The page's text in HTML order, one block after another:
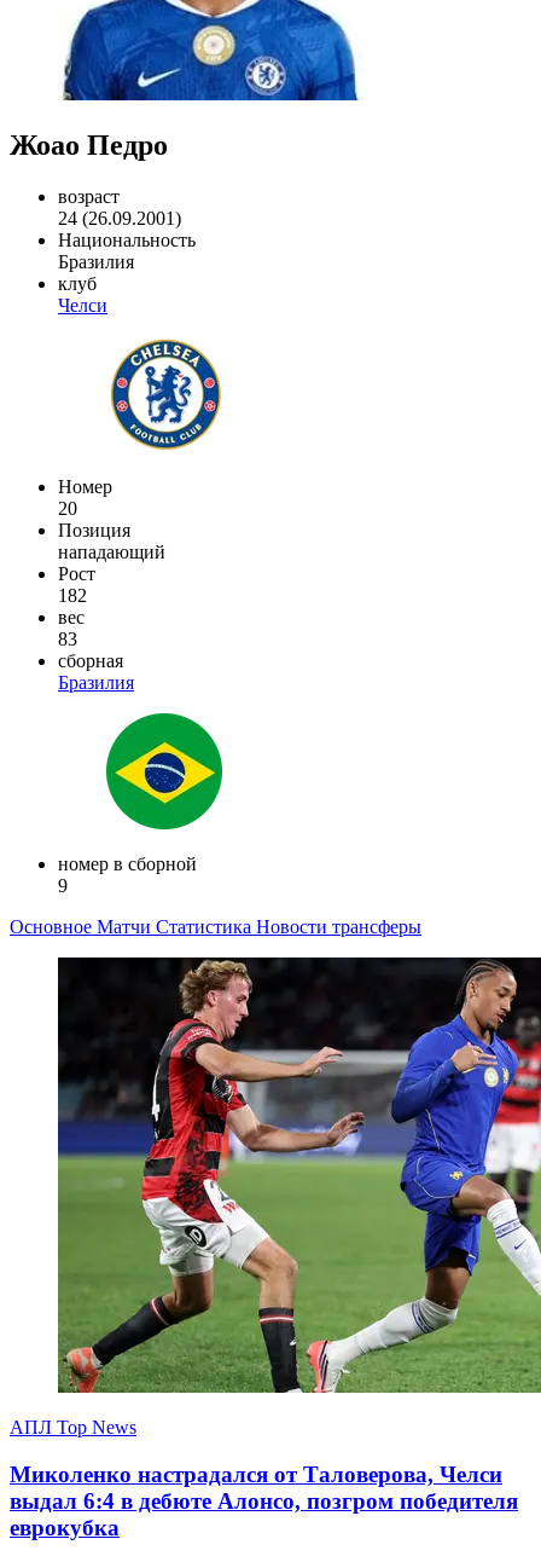
Жоао Педро
возраст
24 (26.09.2001)
Национальность
Бразилия
клуб
Челси
Номер
20
Позиция
нападающий
Рост
182
вес
83
сборная
Бразилия
номер в сборной
9
Основное Матчи Статистика Новости трансферы
АПЛ Top News
Миколенко настрадался от Таловерова, Челси
выдал 6:4 в дебюте Алонсо, позгром победителя
еврокубка